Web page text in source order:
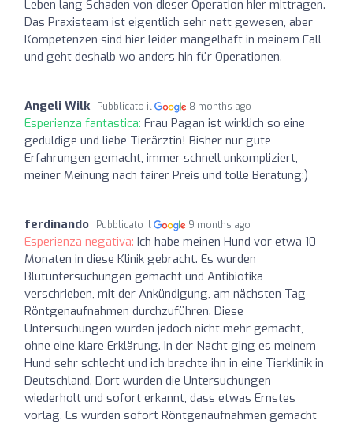
Leben lang Schaden von dieser Operation hier mittragen.
Das Praxisteam ist eigentlich sehr nett gewesen, aber
Kompetenzen sind hier leider mangelhaft in meinem Fall
und geht deshalb wo anders hin für Operationen.
Angeli Wilk Pubblicato il 8 months ago
Esperienza fantastica: Frau Pagan ist wirklich so eine
geduldige und liebe Tierärztin! Bisher nur gute
Erfahrungen gemacht, immer schnell unkompliziert,
meiner Meinung nach fairer Preis und tolle Beratung:)
ferdinando Pubblicato il 9 months ago
Esperienza negativa: Ich habe meinen Hund vor etwa 10
Monaten in diese Klinik gebracht. Es wurden
Blutuntersuchungen gemacht und Antibiotika
verschrieben, mit der Ankündigung, am nächsten Tag
Röntgenaufnahmen durchzuführen. Diese
Untersuchungen wurden jedoch nicht mehr gemacht,
ohne eine klare Erklärung. In der Nacht ging es meinem
Hund sehr schlecht und ich brachte ihn in eine Tierklinik in
Deutschland. Dort wurden die Untersuchungen
wiederholt und sofort erkannt, dass etwas Ernstes
vorlag. Es wurden sofort Röntgenaufnahmen gemacht